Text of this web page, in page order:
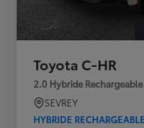
Toyota C-HR
2.0 Hybride
SEVREY
HYBRIDE RECHARGEABLE